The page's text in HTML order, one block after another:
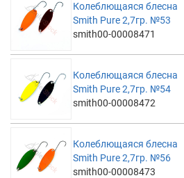
Колеблющаяся блесна
Smith Pure 2,7гр. №53
smith00-00008471
Колеблющаяся блесна
Smith Pure 2,7гр. №54
smith00-00008472
Колеблющаяся блесна
Smith Pure 2,7гр. №56
smith00-00008473